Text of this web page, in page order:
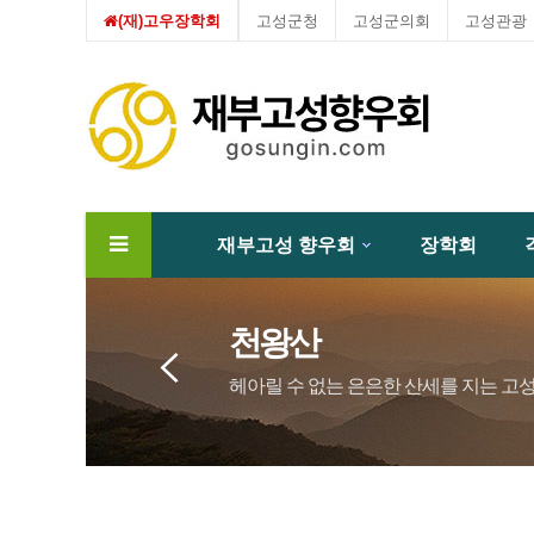
(재)고우장학회 고성군청 고성군의회 고성관광
재부고성 향우회 장학회
천왕산
헤아릴 수 없는 은은한 산세를 지는 고